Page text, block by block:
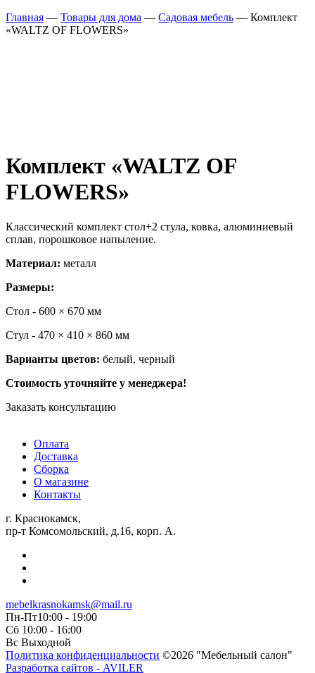
Главная — Товары для дома — Садовая мебель — Комплект
«WALTZ OF FLOWERS»
Комплект «WALTZ OF
FLOWERS»
Классический комплект стол+2 стула, ковка, алюминиевый
сплав, порошковое напыление.
Материал: металл
Размеры:
Стол - 600 × 670 мм
Стул - 470 × 410 × 860 мм
Варианты цветов: белый, черный
Стоимость уточняйте у менеджера!
Заказать консультацию
Оплата
Доставка
Сборка
О магазине
Контакты
г. Краснокамск,
пр-т Комсомольский, д.16, корп. А.
mebelkrasnokamsk@mail.ru
Пн-Пт10:00 - 19:00
Сб 10:00 - 16:00
Вс Выходной
Политика конфиденциальности ©2026 "Мебельный салон"
Разработка сайтов - AVILER